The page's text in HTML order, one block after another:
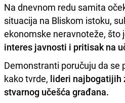
Na dnevnom redu samita
situacija na Bliskom istoku,
ekonomske neravnoteže, što
interes javnosti i pritisak na
Demonstranti poručuju da se
kako tvrde, lideri najbogatijih
stvarnog učešća građana.